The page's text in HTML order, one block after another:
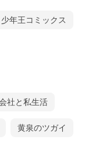
年王コミックス
社と私生活
黄泉のツガイ